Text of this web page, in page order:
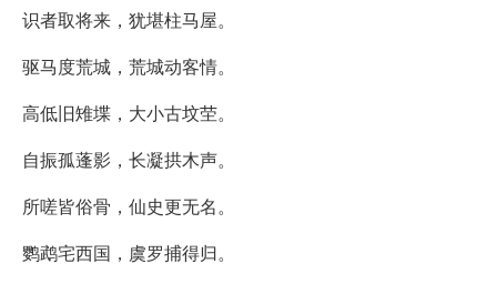
识者取将来，犹堪柱马屋。
驱马度荒城，荒城动客情。
高低旧雉堞，大小古坟茔。
自振孤蓬影，长凝拱木声。
所嗟皆俗骨，仙史更无名。
鹦鹉宅西国，虞罗捕得归。